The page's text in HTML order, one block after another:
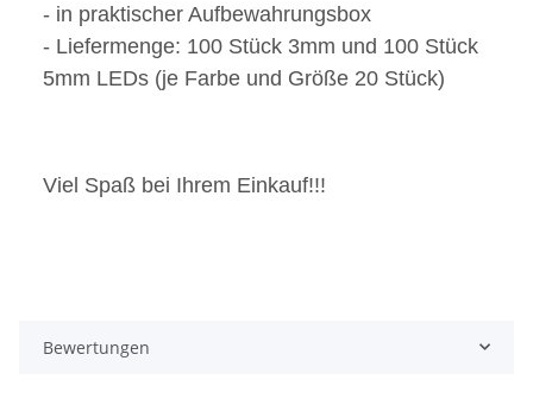
- in praktischer Aufbewahrungsbox
- Liefermenge: 100 Stück 3mm und 100 Stück
5mm LEDs (je Farbe und Größe 20 Stück)
Viel Spaß bei Ihrem Einkauf!!!
Bewertungen